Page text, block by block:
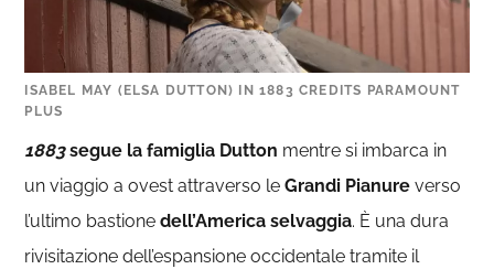
ISABEL MAY (ELSA DUTTON) IN 1883 CREDITS PARAMOUNT
PLUS
1883segue la famiglia Dutton mentre si imbarca in
un viaggio a ovest attraverso leGrandi Pianure verso
l’ultimo bastionedell’America selvaggia. È una dura
rivisitazione dell’espansione occidentale tramite il